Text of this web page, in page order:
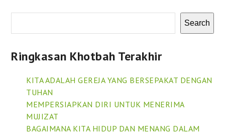
Search
Ringkasan Khotbah Terakhir
KITA ADALAH GEREJA YANG BERSEPAKAT DENGAN
TUHAN
MEMPERSIAPKAN DIRI UNTUK MENERIMA
MUJIZAT
BAGAIMANA KITA HIDUP DAN MENANG DALAM